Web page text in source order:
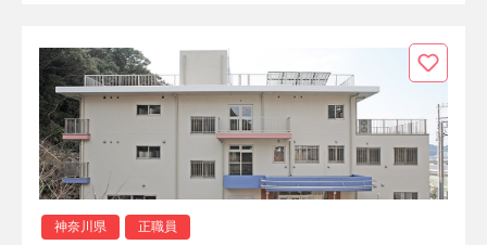
神奈川県 正職員